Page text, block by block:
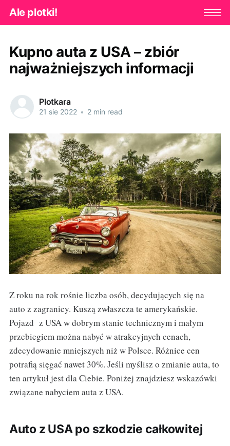
Ale plotki!
Kupno auta z USA – zbiór
najważniejszych informacji
Plotkara
21 sie 2022 • 2 min read
Z roku na rok rośnie liczba osób, decydujących się na
auto z zagranicy. Kuszą zwłaszcza te amerykańskie.
Pojazd z USA w dobrym stanie technicznym i małym
przebiegiem można nabyć w atrakcyjnych cenach,
zdecydowanie mniejszych niż w Polsce. Różnice cen
potrafią sięgać nawet 30%. Jeśli myślisz o zmianie auta, to
ten artykuł jest dla Ciebie. Poniżej znajdziesz wskazówki
związane nabyciem auta z USA.
Auto z USA po szkodzie całkowitej